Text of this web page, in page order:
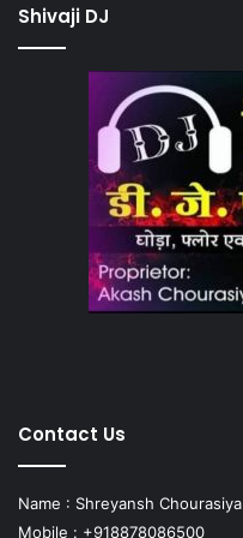
Shivaji DJ
Contact Us
Name : Shreyansh Chourasiya
Mobile : +918878086500